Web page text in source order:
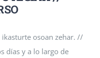
osoan zehar. //
días y a lo largo de